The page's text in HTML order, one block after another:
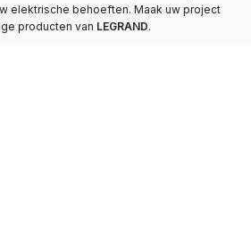
elektrische behoeften. Maak uw project
producten van LEGRAND.